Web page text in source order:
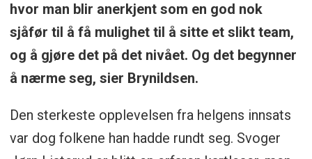
hvor man blir anerkjent som en god nok
sjåfør til å få mulighet til å sitte et slikt team,
og å gjøre det på det nivået. Og det begynner
å nærme seg, sier Brynildsen.
Den sterkeste opplevelsen fra helgens innsats
var dog folkene han hadde rundt seg. Svoger